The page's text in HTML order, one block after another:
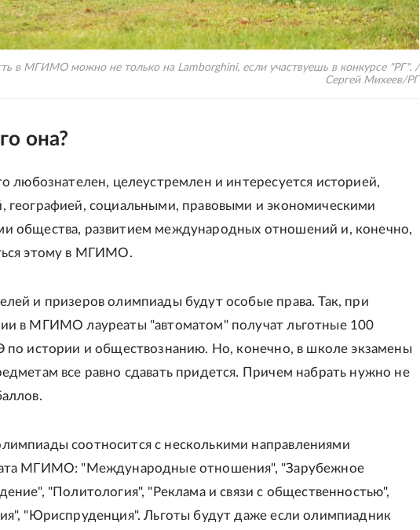
в МГИМО можно не только на Lamborghini, если участвуешь в конкурсе "РГ". /
Сергей Михеев/РГ
она?
любознателен, целеустремлен и интересуется историей,
географией, социальными, правовыми и экономическими
общества, развитием международных отношений и, конечно,
этому в МГИМО.
и призеров олимпиады будут особые права. Так, при
в МГИМО лауреаты "автоматом" получат льготные 100
по истории и обществознанию. Но, конечно, в школе экзамены
все равно сдавать придется. Причем набрать нужно не
соотносится с несколькими направлениями
МГИМО: "Международные отношения", "Зарубежное
"Политология", "Реклама и связи с общественностью",
"Юриспруденция". Льготы будут даже если олимпиадник